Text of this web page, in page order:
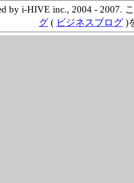
by i-HIVE inc., 2004 - 2007.
グ( ビジネスブログ)